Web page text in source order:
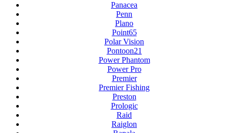
Panacea
Penn
Plano
Point65
Polar Vision
Pontoon21
Power Phantom
Power Pro
Premier
Premier Fishing
Preston
Prologic
Raid
Raiglon